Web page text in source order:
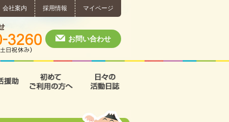
会社案内 採用情報 マイページ
個別相談・お問い合わせ
お問い合わせ